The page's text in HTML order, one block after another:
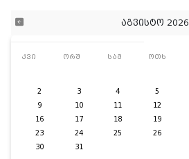
აგვისტო 2026
კვი ორშ სამ ოთხ
2
3 4 5
9
10 11 12
16
17 18 19
23
24 25 26
30
31